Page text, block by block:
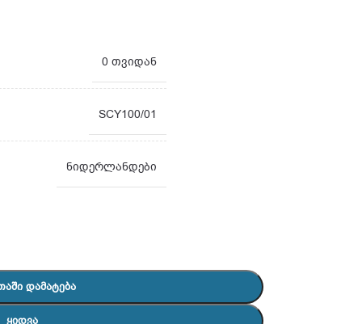
0 თვიდან
SCY100/01
ნიდერლანდები
ᲓᲐᲛᲐᲢᲔᲑᲐ
ᲧᲘᲓᲕᲐ